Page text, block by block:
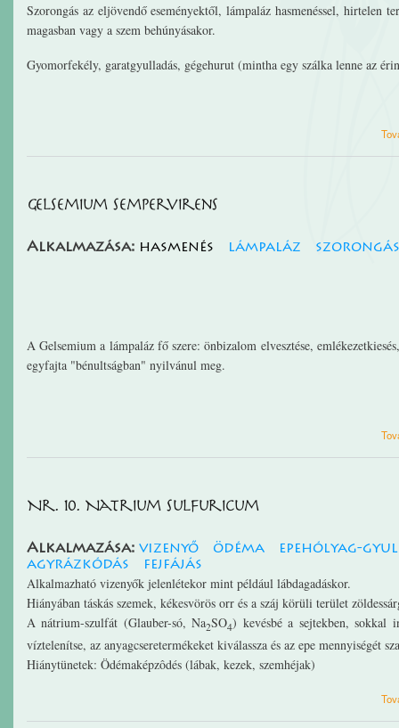
Szorongás az eljövendő eseményektől, lámpaláz hasmenéssel,
magasban vagy a szem behúnyásakor.
Gyomorfekély, garatgyulladás, gégehurut (mintha egy szálka lenne az
Gelsemium Sempervirens
Alkalmazása: hasmenés lámpaláz szorongás
A Gelsemium a lámpaláz fő szere: önbizalom elvesztése,
egyfajta "bénultságban" nyilvánul meg.
Nr. 10. Natrium sulfuricum
Alkalmazása: vizenyő ödéma
epehólyag-
agyrázkódás
fejfájás
Alkalmazható vizenyők jelenlétekor mint például lábdagadáskor.
Hiányában táskás szemek, kékesvörös orr és a száj körüli terület
A nátrium-szulfát (Glauber-só, Na2SO4) kevésbé a sejtekben, sokkal
víztelenítse, az anyagcseretermékeket kiválassza és az epe mennyiségét
Hiánytünetek: Ödémaképzôdés (lábak, kezek, szemhéjak)